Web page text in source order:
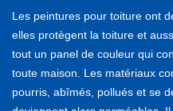
Les peintures pour toiture ont
elles protègent la toiture et
tout un panel de couleur qui
toute maison. Les matériaux
pourris, abîmés, pollués et se